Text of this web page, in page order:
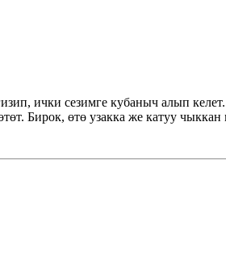
ички сезимге кубаныч алып
Бирок, өтө узакка же катуу